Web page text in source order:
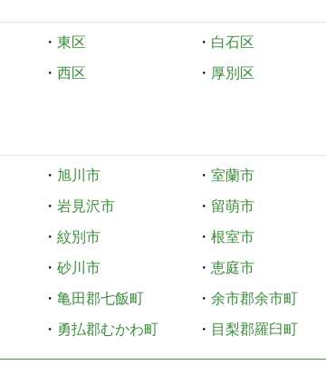
・ 東区 ・ 白石区
・ 西区 ・ 厚別区
・ 旭川市 ・ 室蘭市
・ 岩見沢市 ・ 留萌市
・ 紋別市 ・ 根室市
・ 砂川市 ・ 恵庭市
・ 亀田郡七飯町 ・ 余市郡余市町
・ 勇払郡むかわ町 ・ 目梨郡羅臼町